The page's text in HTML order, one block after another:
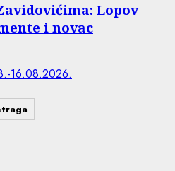
Lopov
i novac